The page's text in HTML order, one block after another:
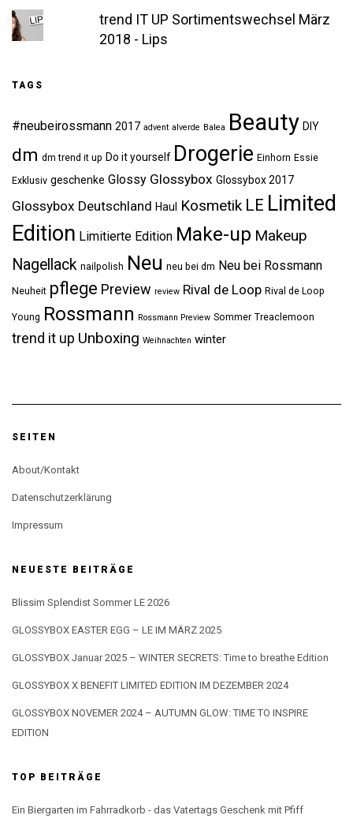
trend IT UP Sortimentswechsel März
2018 - Lips
TAGS
#neubeirossmann 2017 advent alverde Balea Beauty DIY
dm dm trend it up Do it yourself Drogerie Einhorn Essie
Exklusiv geschenke Glossy Glossybox Glossybox 2017
Glossybox Deutschland Haul Kosmetik LE Limited
Edition Limitierte Edition Make-up Makeup
Nagellack nailpolish Neu neu bei dm Neu bei Rossmann
Neuheit pflege Preview review Rival de Loop Rival de Loop
Young Rossmann Rossmann Preview Sommer Treaclemoon
trend it up Unboxing Weihnachten winter
SEITEN
About/Kontakt
Datenschutzerklärung
Impressum
NEUESTE BEITRÄGE
Blissim Splendist Sommer LE 2026
GLOSSYBOX EASTER EGG – LE IM MÄRZ 2025
GLOSSYBOX Januar 2025 – WINTER SECRETS: Time to breathe Edition
GLOSSYBOX X BENEFIT LIMITED EDITION IM DEZEMBER 2024
GLOSSYBOX NOVEMER 2024 – AUTUMN GLOW: TIME TO INSPIRE
EDITION
TOP BEITRÄGE
Ein Biergarten im Fahrradkorb - das Vatertags Geschenk mit Pfiff